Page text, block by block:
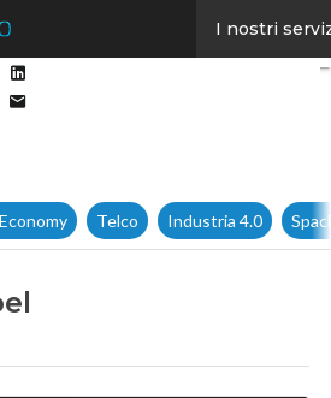
I nostri
Telco Industria 4.0